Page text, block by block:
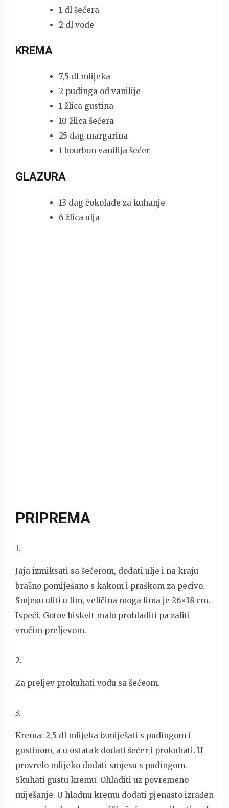
1 dl šećera
2 dl vode
KREMA
7,5 dl mlijeka
2 pudinga od vanilije
1 žlica gustina
10 žlica šećera
25 dag margarina
1 bourbon vanilija šećer
GLAZURA
13 dag čokolade za kuhanje
6 žlica ulja
PRIPREMA
1.
Jaja izmiksati sa šećerom, dodati ulje i na kraju
brašno pomiješano s kakom i praškom za pecivo.
Smjesu uliti u lim, veličina moga lima je 26×38 cm.
Ispeći. Gotov biskvit malo prohladiti pa zaliti
vrućim preljevom.
2.
Za preljev prokuhati vodu sa šećeom.
3.
Krema: 2,5 dl mlijeka izmiješati s pudingom i
gustinom, a u ostatak dodati šećer i prokuhati. U
provrelo mlijeko dodati smjesu s pudingom.
Skuhati gustu kremu. Ohladiti uz povremeno
miješanje. U hladnu kremu dodati pjenasto izrađen